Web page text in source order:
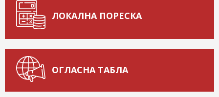
ЛОКАЛНА ПОРЕСКА
ОГЛАСНА ТАБЛА